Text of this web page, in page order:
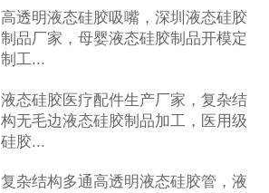
高透明液态硅胶吸嘴，深圳液态硅胶
制品厂家，母婴液态硅胶制品开模定
制工...
液态硅胶医疗配件生产厂家，复杂结
构无毛边液态硅胶制品加工，医用级
硅胶...
复杂结构多通高透明液态硅胶管，液